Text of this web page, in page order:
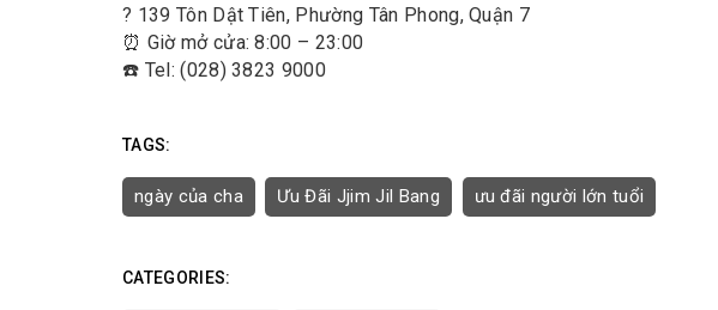
? 139 Tôn Dật Tiên, Phường Tân Phong, Quận 7
⏰ Giờ mở cửa: 8:00 – 23:00
☎️ Tel: (028) 3823 9000
TAGS:
ngày của cha Ưu Đãi Jjim Jil Bang ưu đãi người lớn tuổi
CATEGORIES: